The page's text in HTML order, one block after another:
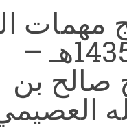
مهمات
لعام 1435هـ –
صالح بن